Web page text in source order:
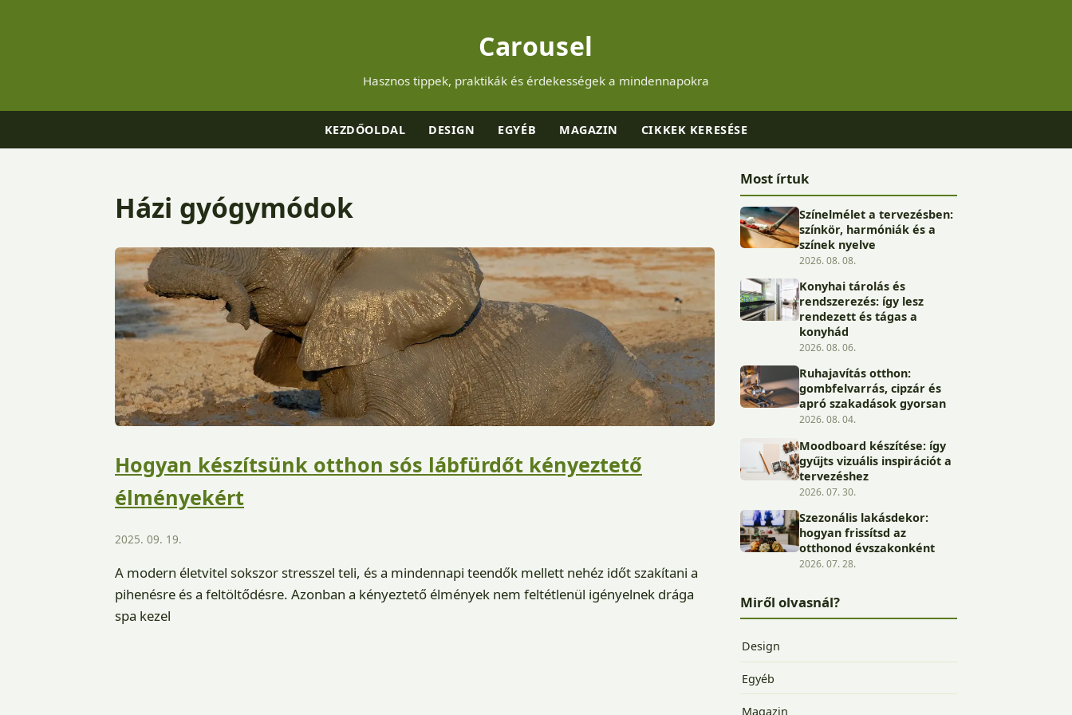
Carousel
Hasznos tippek, praktikák és érdekességek a mindennapokra
KEZDŐOLDAL DESIGN EGYÉB MAGAZIN CIKKEK KERESÉSE
Házi gyógymódok
Hogyan készítsünk otthon sós lábfürdőt kényeztető
élményekért
2025. 09. 19.
A modern életvitel sokszor stresszel teli, és a mindennapi teendők mellett nehéz időt szakítani a
pihenésre és a feltöltődésre. Azonban a kényeztető élmények nem feltétlenül igényelnek drága
spa kezel
Most írtuk
Színelmélet a tervezésben:
színkör, harmóniák és a
színek nyelve
2026. 08. 08.
Konyhai tárolás és
rendszerezés: így lesz
rendezett és tágas a
konyhád
2026. 08. 06.
Ruhajavítás otthon:
gombfelvarrás, cipzár és
apró szakadások gyorsan
2026. 08. 04.
Moodboard készítése: így
gyűjts vizuális inspirációt a
tervezéshez
2026. 07. 30.
Szezonális lakásdekor:
hogyan frissítsd az
otthonod évszakonként
2026. 07. 28.
Miről olvasnál?
Design
Egyéb
Magazin